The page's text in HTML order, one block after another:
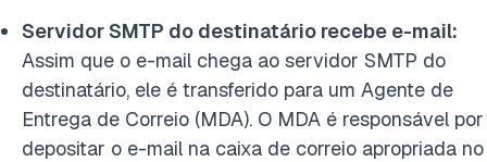
Servidor SMTP do destinatário recebe e-mail:
Assim que o e-mail chega ao servidor SMTP do
destinatário, ele é transferido para um Agente de
Entrega de Correio (MDA). O MDA é responsável por
depositar o e-mail na caixa de correio apropriada no